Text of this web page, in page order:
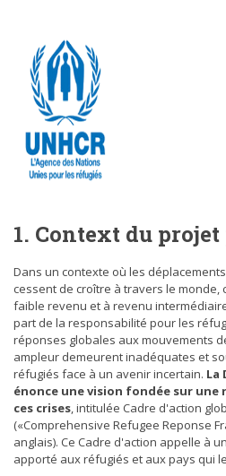
GEA : QUAND LA
VIE DES FEMMES ET
ACTUALITÉS
RÉCEPTION D’UN
1. Context du
Dans un contexte où les
cessent de croître à travers le monde,
faible revenu et à revenu
part de la responsabilité pour les
réponses globales aux mouvements
ampleur demeurent inadéquates et
réfugiés face à un avenir incertain. La
énonce une vision fondée sur une
ces crises, intitulée Cadre d'action
(«Comprehensive Refugee Reponse
anglais). Ce Cadre d'action appelle à
apporté aux réfugiés et aux pays qui